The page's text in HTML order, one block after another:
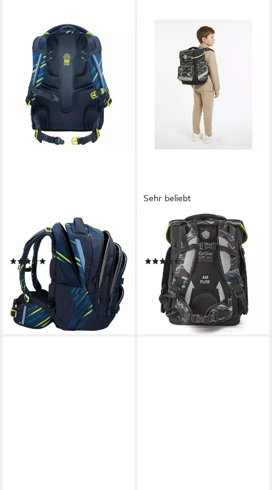
COOCAZOO
Schulrucksack Porter,
Polyester
(3)
ab 139,99 € UVP159,99 €
-13%
lieferbar - in 2-3 Werktagen bei dir
+5
Sehr beliebt
SCHOOL-MOOD®
Schulranzen Champion Maxx
(6-tlg), Polyester
(27)
129,22 € UVP 279,95 €
-54%
lieferbar - in 2-3 Werktagen bei dir